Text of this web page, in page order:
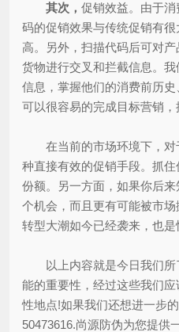
其次， 促销效益。由于
码的促销效果与传统促销有
高。另外，扫描代码后可对
货物进行交叉和拦截信息。
信息，掌握他们的消费前历
可以很容易的完成目标营销，
在当前的市场环境下，对
种直接有效的促销手段。抓
份额。另一方面，如果你后
个机会，而且更有可能被市场
转型大潮如今已经袭来，也
以上内容就是今日我们所
能的重要性，经过这些我们
性地点!如果我们还想进一步
50473616.尚源防伪为您提供